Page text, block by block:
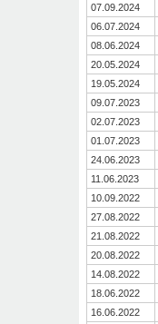
07.09.2024
06.07.2024
08.06.2024
20.05.2024
19.05.2024
09.07.2023
02.07.2023
01.07.2023
24.06.2023
11.06.2023
10.09.2022
27.08.2022
21.08.2022
20.08.2022
14.08.2022
18.06.2022
16.06.2022